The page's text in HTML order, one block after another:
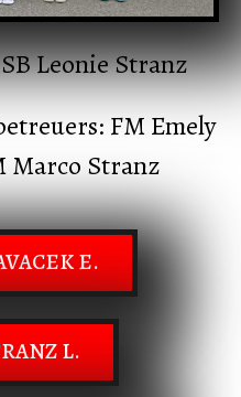
Leonie Stranz
FM Emely
Marco Stranz
E.
L.